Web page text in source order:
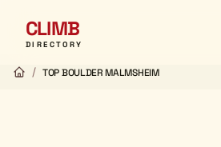
CLIMB
DIRECTORY
/ TOP BOULDER MALMSHEIM